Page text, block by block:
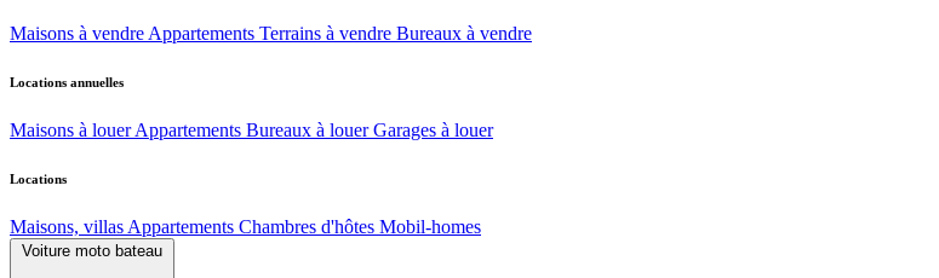
Maisons à vendre Appartements Terrains à vendre Bureaux à vendre
Locations annuelles
Maisons à louer Appartements Bureaux à louer Garages à louer
Locations
Maisons, villas Appartements Chambres d'hôtes Mobil-homes
Voiture moto bateau